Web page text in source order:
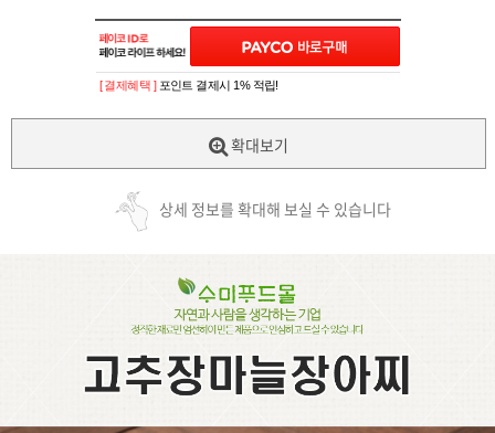
[ 결제혜택 ] 포인트 결제시 1% 적립!
확대보기
상세 정보를 확대해 보실 수 있습니다